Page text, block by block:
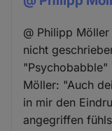
@ Philipp
nicht
Möller: "Auch
in mir den
angegriffen